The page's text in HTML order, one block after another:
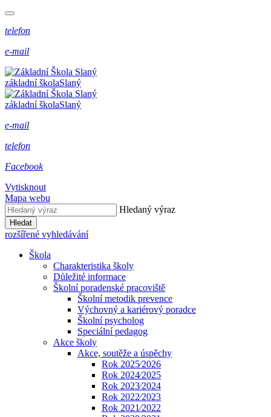
telefon
e-mail
základní školaSlaný
základní školaSlaný
e-mail
telefon
Facebook
Vytisknout
Mapa webu
Hledaný výraz
Hledat
rozšířené vyhledávání
Škola
Charakteristika školy
Důležité informace
Školní poradenské pracoviště
Školní metodik prevence
Výchovný a kariérový poradce
Školní psycholog
Speciální pedagog
Akce školy
Akce, soutěže a úspěchy
Rok 2025⁄2026
Rok 2024⁄2025
Rok 2023⁄2024
Rok 2022⁄2023
Rok 2021⁄2022